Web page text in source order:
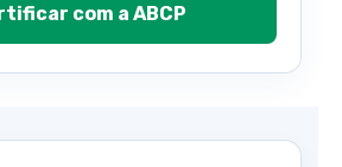
com a ABCP